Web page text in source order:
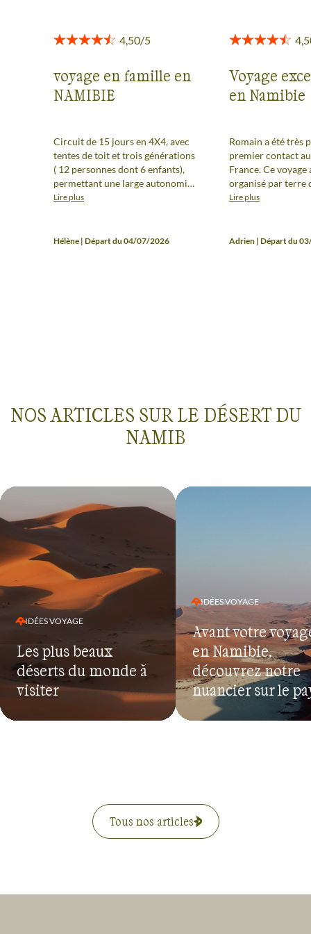
voyage en famille en
NAMIBIE
Circuit de 15 jours en 4X4, avec
tentes de toit et trois générations
( 12 personnes dont 6 enfants),
permettant une large autonomie,
souvenir inoubliable pour les
au niveau du circuit, et dans le
Lire plus
Hélène | Départ du 04/07/2026
Voyage
en Namibie
Romain a été très
premier contact
France. Ce voyage
organisé par terre
tout était clair et
souffle, que l’on
Lire plus
Adrien | Départ du
NOS ARTICLES SUR LE DÉSERT DU
NAMIB
IDÉES VOYAGE
Les plus beaux
déserts du monde à
visiter
IDÉES VOYAGE
Avant votre
en Namibie,
découvrez notre
nuancier sur le
Tous nos articles